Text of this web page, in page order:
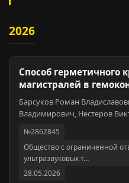
2026
Способ герметичного
магистралей в
Барсуков Роман
Владимирович, Нестеров
№2862845
Общество с ограниченной
ультразвуковых т…
28.05.2026